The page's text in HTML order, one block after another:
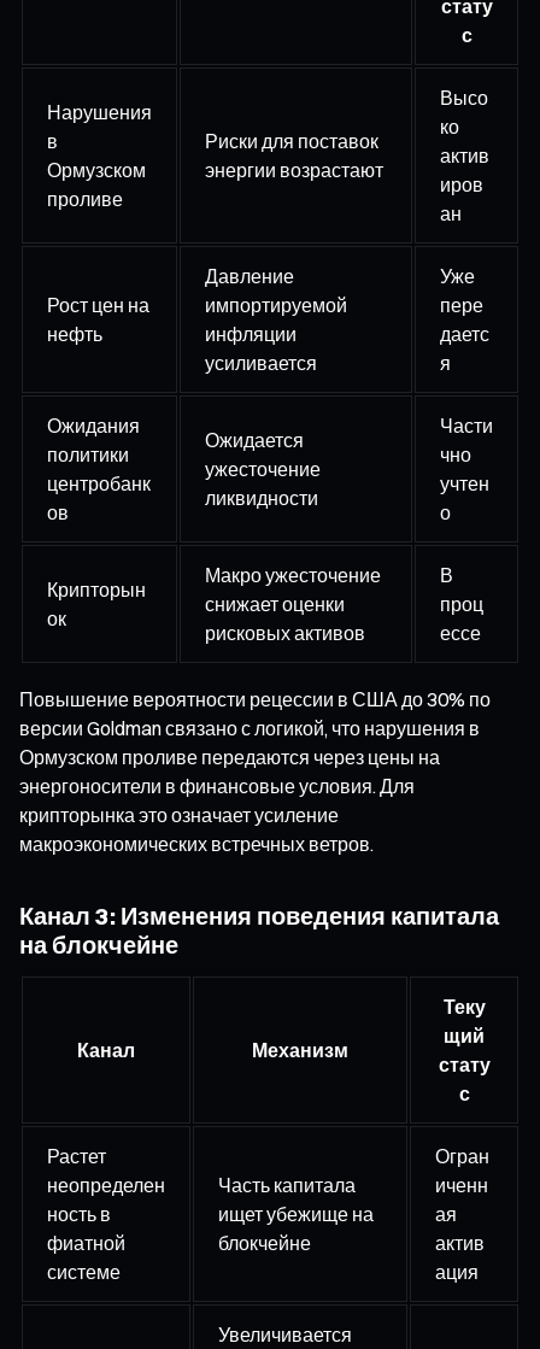
стату
с
Нарушения
в
Ормузском
проливе
Риски для поставок
энергии возрастают
Высо
ко
актив
иров
ан
Рост цен на
нефть
Давление
импортируемой
инфляции
усиливается
Уже
пере
даетс
я
Ожидания
политики
центробанк
ов
Ожидается
ужесточение
ликвидности
Части
чно
учтен
о
Крипторын
ок
Макро ужесточение
снижает оценки
рисковых активов
В
проц
ессе
Повышение вероятности рецессии в США до 30% по
версии Goldman связано с логикой, что нарушения в
Ормузском проливе передаются через цены на
энергоносители в финансовые условия. Для
крипторынка это означает усиление
макроэкономических встречных ветров.
Канал 3: Изменения поведения капитала
на блокчейне
Канал Механизм
Теку
щий
стату
с
Растет
неопределен
ность в
фиатной
системе
Часть капитала
ищет убежище на
блокчейне
Огран
иченн
ая
актив
ация
Увеличивается